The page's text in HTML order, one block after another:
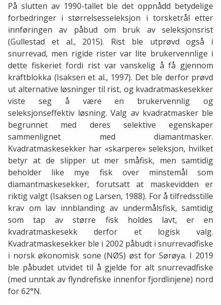
På slutten av 1990-tallet ble det oppnådd betydelige
forbedringer i størrelsesseleksjon i torsketrål etter
innføringen av påbud om bruk av seleksjonsrist
(Gullestad et al., 2015). Rist ble utprøvd også i
snurrevad, men rigide rister var lite brukervennlige i
dette fiskeriet fordi rist var vanskelig å få gjennom
kraftblokka (Isaksen et al., 1997). Det ble derfor prøvd
ut alternative løsninger til rist, og kvadratmaskesekker
viste seg å være en brukervennlig og
seleksjonseffektiv løsning. Valg av kvadratmasker ble
begrunnet med deres selektive egenskaper
sammenlignet med diamantmasker.
Kvadratmaskesekker har «skarpere» seleksjon, hvilket
betyr at de slipper ut mer småfisk, men samtidig
beholder like mye fisk over minstemål som
diamantmaskesekker, forutsatt at maskevidden er
riktig valgt (Isaksen og Larsen, 1988). For å tilfredsstille
krav om lav innblanding av undermålsfisk, samtidig
som tap av større fisk holdes lavt, er en
kvadratmaskesekk derfor et logisk valg.
Kvadratmaskesekker ble i 2002 påbudt i snurrevadfiske
i norsk økonomisk sone (NØS) øst for Sørøya. I 2019
ble påbudet utvidet til å gjelde for alt snurrevadfiske
(med unntak av flyndrefiske innenfor fjordlinjene) nord
for 62°N.